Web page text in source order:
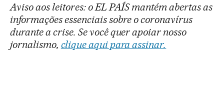
Aviso aos leitores: o EL PAÍS mantém abertas as
informações essenciais sobre o coronavírus
durante a crise. Se você quer apoiar nosso
jornalismo, clique aqui para assinar.